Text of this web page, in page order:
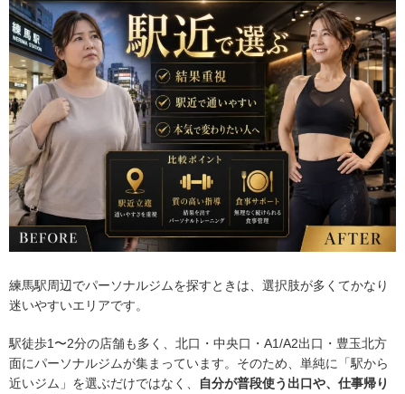
練馬駅周辺でパーソナルジムを探すときは、選択肢が多くてかなり
迷いやすいエリアです。
駅徒歩1〜2分の店舗も多く、北口・中央口・A1/A2出口・豊玉北方
面にパーソナルジムが集まっています。そのため、単純に「駅から
近いジム」を選ぶだけではなく、
自分が普段使う出口や、仕事帰り